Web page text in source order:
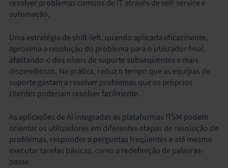
resolver problemas comuns de IT através de self-service e
automação.
Uma estratégia de shift-left, quando aplicada eficazmente,
aproxima a resolução do problema para o utilizador final,
afastando-o dos níveis de suporte subsequentes e mais
dispendiosos. Na prática, reduz o tempo que as equipas de
suporte gastam a resolver problemas que os próprios
clientes poderiam resolver facilmente.
As aplicações de AI integradas às plataformas ITSM podem
orientar os utilizadores em diferentes etapas de resolução de
problemas, responder a perguntas frequentes e até mesmo
executar tarefas básicas, como a redefinição de palavras-
passe.